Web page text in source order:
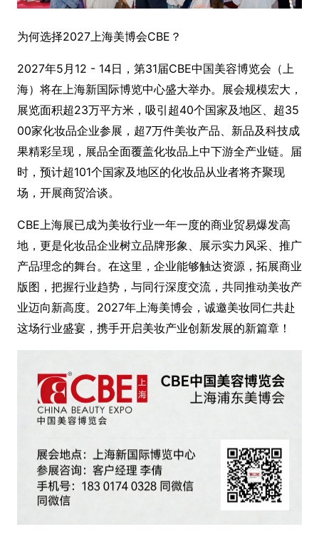
为何选择2027上海美博会CBE？
2027年5月12 - 14日，第31届CBE中国美容博览会（上
海）将在上海新国际博览中心盛大举办。展会规模宏大，
展览面积超23万平方米，吸引超40个国家及地区、超35
00家化妆品企业参展，超7万件美妆产品、新品及科技成
果精彩呈现，展品全面覆盖化妆品上中下游全产业链。届
时，预计超101个国家及地区的化妆品从业者将齐聚现
场，开展商贸洽谈。
CBE上海展已成为美妆行业一年一度的商业贸易爆发高
地，更是化妆品企业树立品牌形象、展示实力风采、推广
产品理念的舞台。在这里，企业能够触达资源，拓展商业
版图，把握行业趋势，与同行深度交流，共同推动美妆产
业迈向新高度。2027年上海美博会，诚邀美妆同仁共赴
这场行业盛宴，携手开启美妆产业创新发展的新篇章！